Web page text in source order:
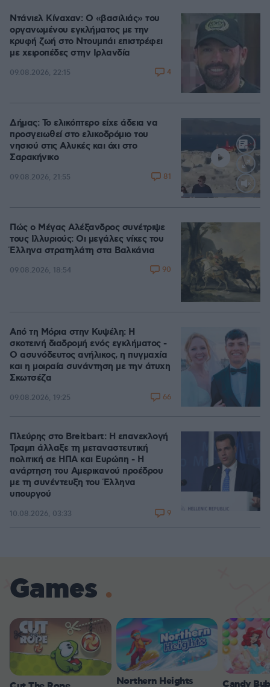
Ντάνιελ Κίναχαν: Ο «βασιλιάς» του
οργανωμένου εγκλήματος με την
κρυφή ζωή στο Ντουμπάι επιστρέφει
με χειροπέδες στην Ιρλανδία
09.08.2026, 22:15 4
Loaded
Δήμας: Το ελικόπτερο είχε άδεια να
προσγειωθεί στο ελικοδρόμιο του
νησιού στις Αλυκές και όχι στο
Σαρακήνικο
09.08.2026, 21:55 81
Πώς ο Μέγας Αλέξανδρος συνέτριψε
τους Ιλλυριούς: Οι μεγάλες νίκες του
Έλληνα στρατηλάτη στα Βαλκάνια
09.08.2026, 18:54 90
Από τη Μόρια στην Κυψέλη: Η
σκοτεινή διαδρομή ενός εγκλήματος -
Ο ασυνόδευτος ανήλικος, η πυγμαχία
και η μοιραία συνάντηση με την άτυχη
Σκωτσέζα
09.08.2026, 19:25 66
Πλεύρης στο Breitbart: Η επανεκλογή
Τραμπ άλλαξε τη μεταναστευτική
πολιτική σε ΗΠΑ και Ευρώπη - Η
ανάρτηση του Αμερικανού προέδρου
με τη συνέντευξη του Έλληνα
υπουργού
10.08.2026, 03:33 9
Games
Northern Heights Candy